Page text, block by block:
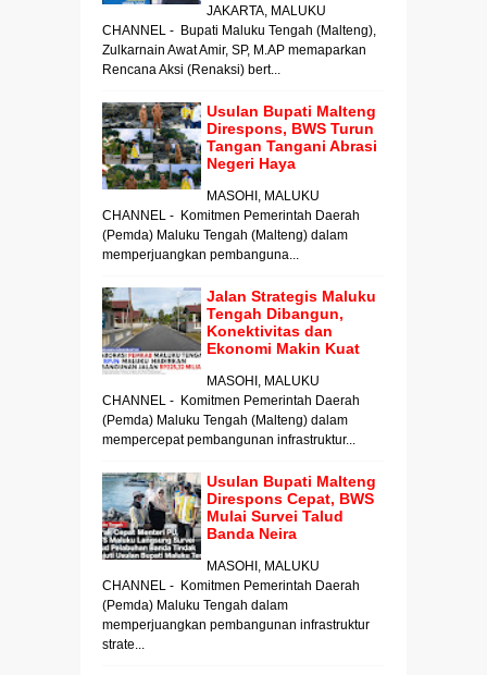
JAKARTA, MALUKU
CHANNEL - Bupati Maluku Tengah (Malteng),
Zulkarnain Awat Amir, SP, M.AP memaparkan
Rencana Aksi (Renaksi) bert...
Usulan Bupati Malteng
Direspons, BWS Turun
Tangan Tangani Abrasi
Negeri Haya
MASOHI, MALUKU
CHANNEL - Komitmen Pemerintah Daerah
(Pemda) Maluku Tengah (Malteng) dalam
memperjuangkan pembanguna...
Jalan Strategis Maluku
Tengah Dibangun,
Konektivitas dan
Ekonomi Makin Kuat
MASOHI, MALUKU
CHANNEL - Komitmen Pemerintah Daerah
(Pemda) Maluku Tengah (Malteng) dalam
mempercepat pembangunan infrastruktur...
Usulan Bupati Malteng
Direspons Cepat, BWS
Mulai Survei Talud
Banda Neira
MASOHI, MALUKU
CHANNEL - Komitmen Pemerintah Daerah
(Pemda) Maluku Tengah dalam
memperjuangkan pembangunan infrastruktur
strate...